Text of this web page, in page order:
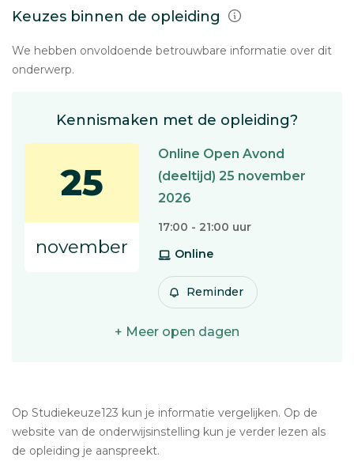
Keuzes binnen de opleiding
We hebben onvoldoende betrouwbare informatie over dit
onderwerp.
Kennismaken met de opleiding?
25
november
Online Open Avond
(deeltijd) 25 november
2026
17:00 - 21:00 uur
Online
Reminder
+ Meer open dagen
Op Studiekeuze123 kun je informatie vergelijken. Op de
website van de onderwijsinstelling kun je verder lezen als
de opleiding je aanspreekt.